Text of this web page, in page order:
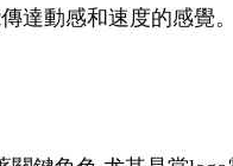
達動感和速度的感覺